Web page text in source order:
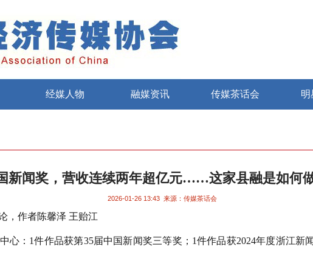
经媒人物 融媒资讯 传媒茶话会 明
新闻奖，营收连续两年超亿元……这家县融是如何
2026-01-26 13:43 来源：传媒茶话会
，作者陈馨泽 王贻江
心： 1件作品获第35届中国新闻奖三等奖； 1件作品获2024年度浙江新